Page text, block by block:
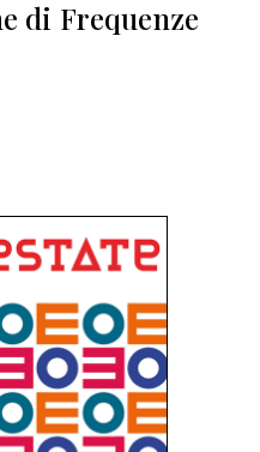
di Frequenze